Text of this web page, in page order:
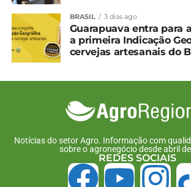
UP NEXT
Feijão: Altas seguem intensas
de fevereiro; carioca lidera
NÃO PERCA
Agronegócio lidera pedidos de
BRASIL 3 dias ago
Guarapuava entra para
a primeira Indicação
cervejas artesanais do
Notícias do setor Agro. Informação com
sobre o agronegócio desde abril
REDES SOCIAIS